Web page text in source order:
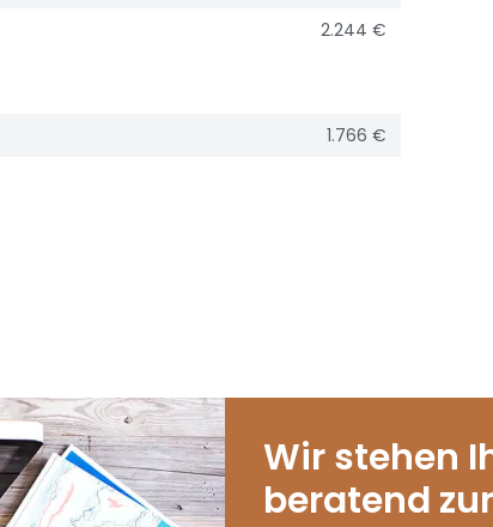
2.244 €
1.766 €
Wir stehen
beratend